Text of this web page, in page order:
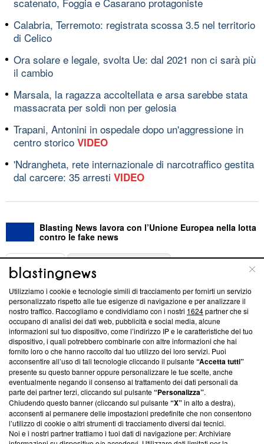
Calabria, Terremoto: registrata scossa 3.5 nel territorio
di Celico
Ora solare e legale, svolta Ue: dal 2021 non ci sarà più
il cambio
Marsala, la ragazza accoltellata e arsa sarebbe stata
massacrata per soldi non per gelosia
Trapani, Antonini in ospedale dopo un'aggressione in
centro storico VIDEO
'Ndrangheta, rete internazionale di narcotraffico gestita
dal carcere: 35 arresti VIDEO
Blasting News lavora con l’Unione Europea nella lotta
contro le fake news
ABOUT
Questa sezione offre informazioni trasparenti su Blasting
News, sui nostri processi editoriali e su come ci impegniamo a
creare news di qualità. Inoltre, afferma la nostra aderenza a
‘Trust Project - News with Integrity’Blasting News non è
ancora membro del programma, ma ha richiesto di farne
parte; Trust Project non ha ancora effettuato una verifica di
conformità agli standard.
Su di noi
Team editoriale
Corporate
Utilizziamo i cookie e tecnologie simili di tracciamento per fornirti un servizio
personalizzato rispetto alle tue esigenze di navigazione e per analizzare il
nostro traffico. Raccogliamo e condividiamo con i nostri 1624partner che si
occupano di analisi dei dati web, pubblicità e social media, alcune
informazioni sul tuo dispositivo, come l’indirizzo IP e le caratteristiche del tuo
dispositivo, i quali potrebbero combinarle con altre informazioni che hai
fornito loro o che hanno raccolto dal tuo utilizzo dei loro servizi. Puoi
acconsentire all’uso di tali tecnologie cliccando il pulsante“Accetta tutti”
presente su questo banner oppure personalizzare le tue scelte, anche
eventualmente negando il consenso al trattamento dei dati personali da
parte dei partner terzi, cliccando sul pulsante“Personalizza”.
Chiudendo questo banner (cliccando sul pulsante“X”in alto a destra),
acconsenti al permanere delle impostazioni predefinite che non consentono
l’utilizzo di cookie o altri strumenti di tracciamento diversi dai tecnici.
Noi e i nostri partner trattiamo i tuoi dati di navigazione per: Archiviare